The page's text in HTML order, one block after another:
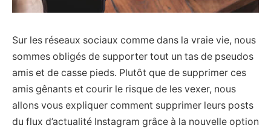
Sur les réseaux sociaux comme dans la vraie vie, nous
sommes obligés de supporter tout un tas de pseudos
amis et de casse pieds. Plutôt que de supprimer ces
amis gênants et courir le risque de les vexer, nous
allons vous expliquer comment supprimer leurs posts
du flux d’actualité Instagram grâce à la nouvelle option